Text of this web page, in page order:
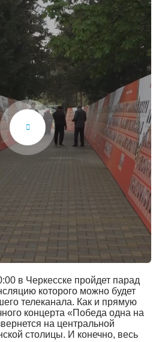
в Черкесске пройдет парад
которого можно будет
телеканала. Как и прямую
концерта «Победа одна на
на центральной
столицы. И конечно, весь